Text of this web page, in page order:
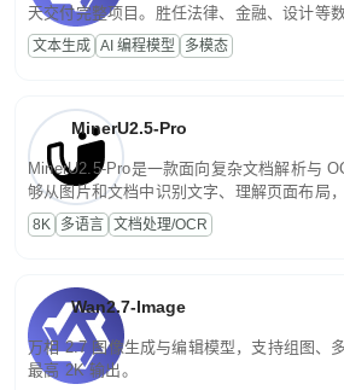
天交付完整项目。胜任法律、金融、设计等
话端到端交付生产级成果。原生视觉理解贯
程，支持超长文档与长视频的深度语义解析
文本生成 AI 编程模型 多模态
MinerU2.5-Pro
MinerU2.5-Pro是一款面向复杂文档解析与
够从图片和文档中识别文字、理解页面布局
为便于存储、检索和二次处理的结构化结果。
8K 多语言 文档处理/OCR
Wan2.7-Image
万相 2.7 图像生成与编辑模型，支持组图、
最高 2K 输出。